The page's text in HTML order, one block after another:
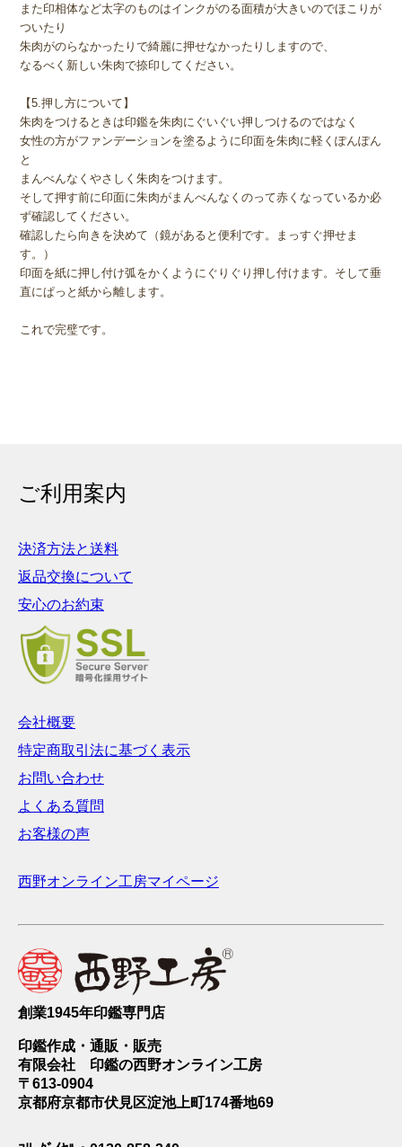
また印相体など太字のものはインクがのる面積が大きいのでほこりが
ついたり
朱肉がのらなかったりで綺麗に押せなかったりしますので、
なるべく新しい朱肉で捺印してください。
【5.押し方について】
朱肉をつけるときは印鑑を朱肉にぐいぐい押しつけるのではなく
女性の方がファンデーションを塗るように印面を朱肉に軽くぽんぽん
と
まんべんなくやさしく朱肉をつけます。
そして押す前に印面に朱肉がまんべんなくのって赤くなっているか必
ず確認してください。
確認したら向きを決めて（鏡があると便利です。まっすぐ押せま
す。）
印面を紙に押し付け弧をかくようにぐりぐり押し付けます。そして垂
直にぱっと紙から離します。
これで完璧です。
ご利用案内
決済方法と送料
返品交換について
安心のお約束
会社概要
特定商取引法に基づく表示
お問い合わせ
よくある質問
お客様の声
西野オンライン工房マイページ
創業1945年印鑑専門店
印鑑作成・通販・販売
有限会社 印鑑の西野オンライン工房
〒613-0904
京都府京都市伏見区淀池上町174番地69